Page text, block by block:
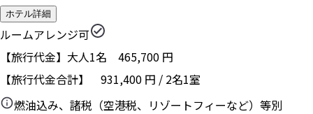
ホテル詳細
ルームアレンジ可
【旅行代金】大人1名 465,700 円
【旅行代金合計】 931,400 円 / 2名1室
燃油込み、諸税（空港税、リゾートフィーなど）等別